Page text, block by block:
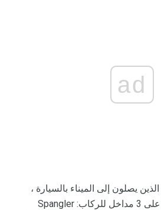
ad
يصلون إلى الميناء بالسيارة ،
يحتوي Port Everglades على 3 مداخل للركاب: Spangler